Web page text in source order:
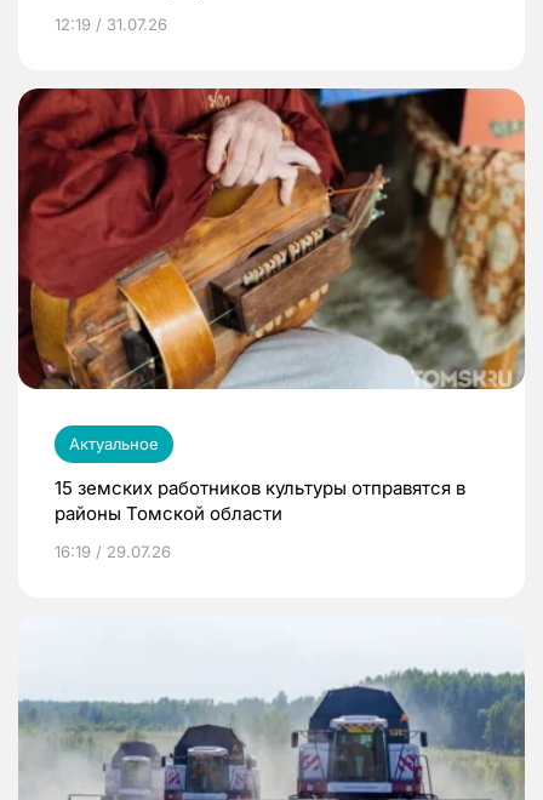
12:19 / 31.07.26
Актуальное
15 земских работников культуры отправятся в
районы Томской области
16:19 / 29.07.26